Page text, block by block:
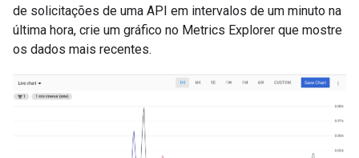
de solicitações de uma API em intervalos de um minuto na
última hora, crie um gráfico no Metrics Explorer que mostre
os dados mais recentes.